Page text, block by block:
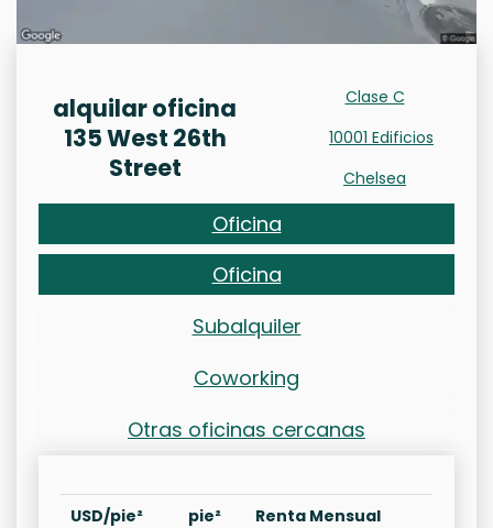
alquilar oficina
135 West 26th
Street
Clase C
10001 Edificios
Chelsea
Oficina
Oficina
Subalquiler
Coworking
Otras oficinas cercanas
USD/pie² pie² Renta Mensual